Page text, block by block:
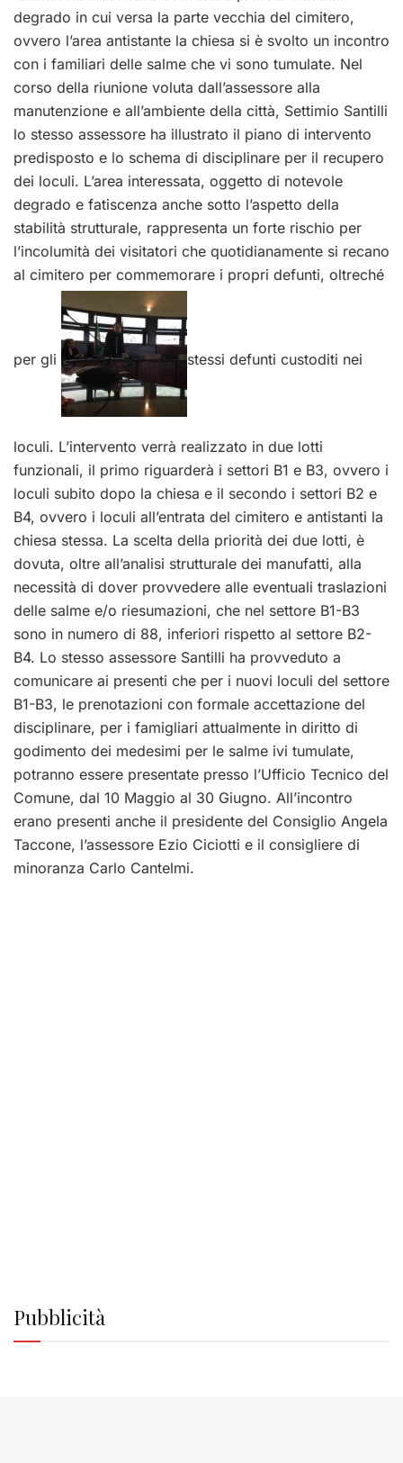
degrado in cui versa la parte vecchia del cimitero,
ovvero l’area antistante la chiesa si è svolto un incontro
con i familiari delle salme che vi sono tumulate. Nel
corso della riunione voluta dall’assessore alla
manutenzione e all’ambiente della città, Settimio Santilli
lo stesso assessore ha illustrato il piano di intervento
predisposto e lo schema di disciplinare per il recupero
dei loculi. L’area interessata, oggetto di notevole
degrado e fatiscenza anche sotto l’aspetto della
stabilità strutturale, rappresenta un forte rischio per
l’incolumità dei visitatori che quotidianamente si recano
al cimitero per commemorare i propri defunti, oltreché
per gli stessi defunti custoditi nei
loculi. L’intervento verrà realizzato in due lotti
funzionali, il primo riguarderà i settori B1 e B3, ovvero i
loculi subito dopo la chiesa e il secondo i settori B2 e
B4, ovvero i loculi all’entrata del cimitero e antistanti la
chiesa stessa. La scelta della priorità dei due lotti, è
dovuta, oltre all’analisi strutturale dei manufatti, alla
necessità di dover provvedere alle eventuali traslazioni
delle salme e/o riesumazioni, che nel settore B1-B3
sono in numero di 88, inferiori rispetto al settore B2-
B4. Lo stesso assessore Santilli ha provveduto a
comunicare ai presenti che per i nuovi loculi del settore
B1-B3, le prenotazioni con formale accettazione del
disciplinare, per i famigliari attualmente in diritto di
godimento dei medesimi per le salme ivi tumulate,
potranno essere presentate presso l’Ufficio Tecnico del
Comune, dal 10 Maggio al 30 Giugno. All’incontro
erano presenti anche il presidente del Consiglio Angela
Taccone, l’assessore Ezio Ciciotti e il consigliere di
minoranza Carlo Cantelmi.
Pubblicità